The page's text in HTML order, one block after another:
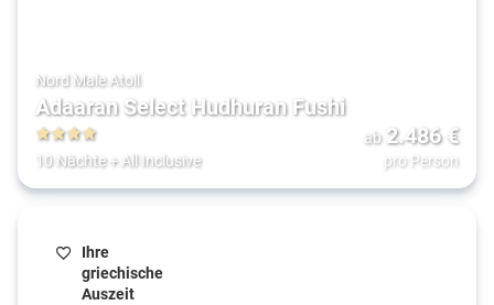
Nord Male Atoll
Adaaran Select Hudhuran Fushi
10 Nächte+ All Inclusive
ab 2.486€
pro Person
Ihre
griechische
Auszeit